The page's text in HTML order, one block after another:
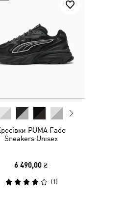
PUMA Fade
Sneakers Unisex
6 490,00 ₴
(1 )